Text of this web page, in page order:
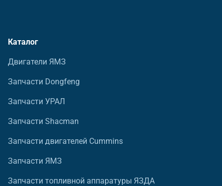
Каталог
Двигатели ЯМЗ
Запчасти Dongfeng
Запчасти УРАЛ
Запчасти Shacman
Запчасти двигателей Cummins
Запчасти ЯМЗ
Запчасти топливной аппаратуры ЯЗДА